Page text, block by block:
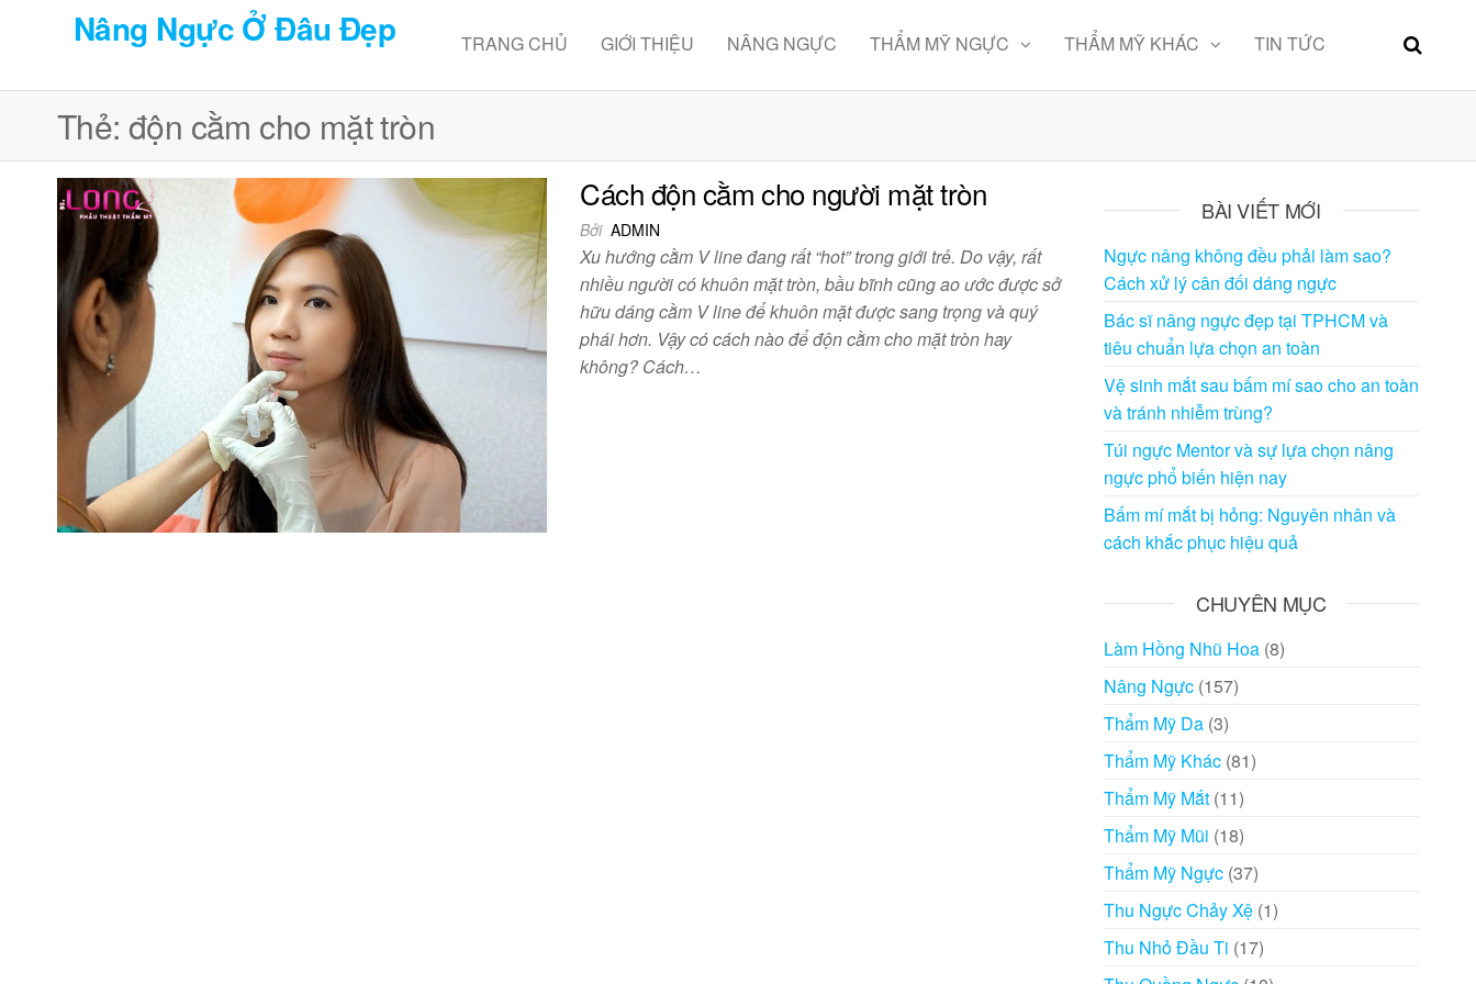
dung
Nâng Ngực Ở Đâu Đẹp TRANG CHỦ GIỚI THIỆU NÂNG NGỰC THẨM MỸ NGỰC THẨM MỸ KHÁC TIN TỨC
Thẻ: độn cằm cho mặt tròn
Cách độn cằm cho người mặt tròn
Bởi ADMIN
Xu hướng cằm V line đang rất “hot” trong giới trẻ. Do vậy, rất
nhiều người có khuôn mặt tròn, bầu bĩnh cũng ao ước được sở
hữu dáng cằm V line để khuôn mặt được sang trọng và quý
phái hơn. Vậy có cách nào để độn cằm cho mặt tròn hay
không? Cách…
BÀI VIẾT MỚI
Ngực nâng không đều phải làm sao?
Cách xử lý cân đối dáng ngực
Bác sĩ nâng ngực đẹp tại TPHCM và
tiêu chuẩn lựa chọn an toàn
Vệ sinh mắt sau bấm mí sao cho an toàn
và tránh nhiễm trùng?
Túi ngực Mentor và sự lựa chọn nâng
ngực phổ biến hiện nay
Bấm mí mắt bị hỏng: Nguyên nhân và
cách khắc phục hiệu quả
CHUYÊN MỤC
Làm Hồng Nhũ Hoa(8)
Nâng Ngực(157)
Thẩm Mỹ Da(3)
Thẩm Mỹ Khác(81)
Thẩm Mỹ Mắt(11)
Thẩm Mỹ Mũi (18)
Thẩm Mỹ Ngực(37)
Thu Ngực Chảy Xệ(1)
Thu Nhỏ Đầu Ti (17)